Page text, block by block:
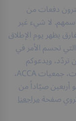
دفعات من
لا شيء غير
يظهر يوم الإطلاق
تحسم الأمر في
تردّد، ويدعوكم
للزيارة. نستقبل زيارات المجموعات — اتحادات، جمعيات ACCA،
صيّاداً من
مراجعنا